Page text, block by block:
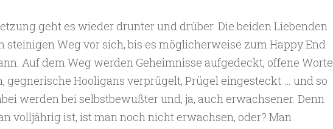
geht es wieder drunter und drüber. Die beiden Liebenden
steinigen Weg vor sich, bis es möglicherweise zum Happy End
Auf dem Weg werden Geheimnisse aufgedeckt, offene Worte
gegnerische Hooligans verprügelt, Prügel eingesteckt … und so
werden bei selbstbewußter und, ja, auch erwachsener. Denn
volljährig ist, ist man noch nicht erwachsen, oder? Man